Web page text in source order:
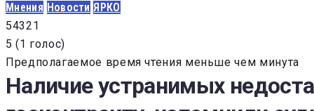
Мнения Новости ЯРКО
54321
5 (1 голос)
Предполагаемое время чтения меньше чем минута
Наличие устранимых